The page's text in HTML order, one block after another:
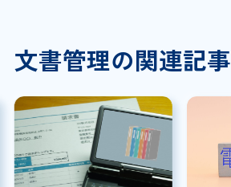
文書管理の関連記事